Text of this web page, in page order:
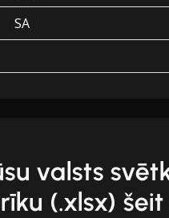
SA
valsts
(.xlsx) šeit